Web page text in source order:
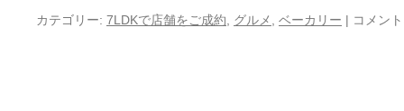
カテゴリー: 7LDKで店舗をご成約 グルメ ベーカリー | コメン